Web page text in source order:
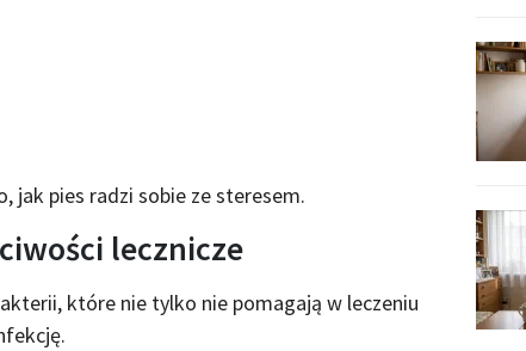
pies radzi sobie ze steresem.
lecznicze
które nie tylko nie pomagają w leczeniu